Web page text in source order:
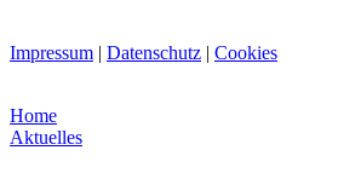
Impressum | Datenschutz | Cookies
Home
Aktuelles